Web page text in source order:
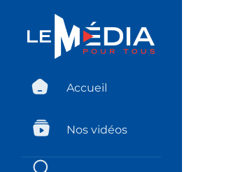
Accueil
Nos vidéos